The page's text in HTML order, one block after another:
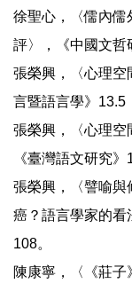
徐聖心，〈儒內儒
評〉，《中國文哲
張榮興，〈心理空
言暨語言學》13.5
張榮興，〈心理空
《臺灣語文研究
張榮興，〈譬喻與
癌？語言學家的看
108。
陳康寧，〈《莊子